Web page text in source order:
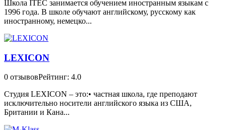
Школа ITEC занимается обучением иностранным языкам с
1996 года. В школе обучают английскому, русскому как
иностранному, немецко...
LEXICON
0 отзывовРейтинг: 4.0
Студия LEXICON – это:• частная школа, где преподают
исключительно носители английского языка из США,
Британии и Кана...